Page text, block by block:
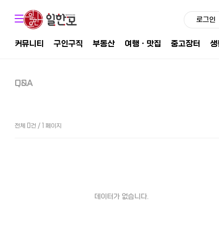
로그인
커뮤니티 구인구직 부동산 여행ㆍ맛집 중고장터
Q&A
전체 0건 / 1 페이지
데이터가 없습니다.